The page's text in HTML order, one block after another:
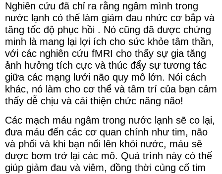
Nghiên cứu đã chỉ ra rằng ngâm mình trong
nước lạnh có thể làm giảm đau nhức cơ bắp và
tăng tốc độ phục hồi . Nó cũng đã được chứng
minh là mang lại lợi ích cho sức khỏe tâm thần,
với các nghiên cứu fMRI cho thấy sự gia tăng
ảnh hưởng tích cực và thúc đẩy sự tương tác
giữa các mạng lưới não quy mô lớn. Nói cách
khác, nó làm cho cơ thể và tâm trí của bạn cảm
thấy dễ chịu và cải thiện chức năng não!
Các mạch máu ngâm trong nước lạnh sẽ co lại,
đưa máu đến các cơ quan chính như tim, não
và phổi và khi bạn nổi lên khỏi nước, máu sẽ
được bơm trở lại các mô. Quá trình này có thể
giúp giảm đau và viêm, đồng thời củng cố tim